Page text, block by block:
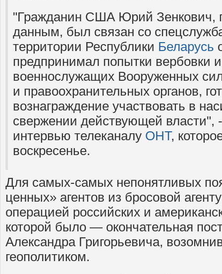
"Гражданин США Юрий Зенкович,
данным, был связан со
территории Республики Беларусь
предпринимал попытки вербовки
военнослужащих Вооруженных
и правоохранительных органов,
вознаграждение участвовать в
свержении действующей власти",
интервью телеканалу ОНТ,
воскресенье.
Для самых-самых непонятливых
ценных» агентов из бросовой
операцией российских и
которой было — окончательная
Александра Григорьевича,
геополитиком.